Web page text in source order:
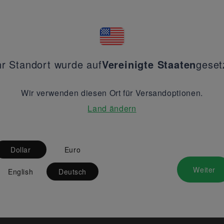
Standort wurde aufVereinigte Staaten
Wir verwenden diesen Ort für Versandoptionen.
Land ändern
Dollar Euro
English Deutsch Weiter